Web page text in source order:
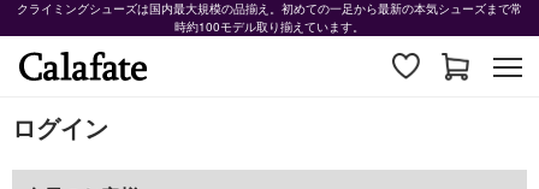
クライミングシューズは国内最大規模の品揃え。初めての一足から最新の本気シューズまで常
時約100モデル取り揃えています。
ログイン